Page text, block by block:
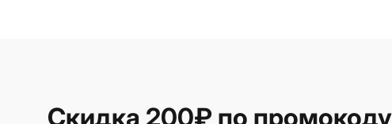
Скидка 200₽ по